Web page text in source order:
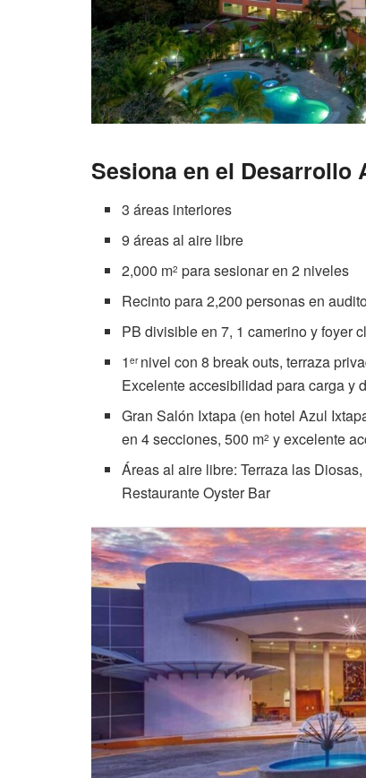
Sesiona en el Desarrollo
3 áreas interiores
9 áreas al aire libre
2,000 m2 para sesionar en 2 niveles
Recinto para 2,200 personas en
PB divisible en 7, 1 camerino y foyer
1er nivel con 8 break outs, terraza
Excelente accesibilidad para carga y
Gran Salón Ixtapa (en hotel Azul
en 4 secciones, 500 m2 y excelente
Áreas al aire libre: Terraza las
Restaurante Oyster Bar